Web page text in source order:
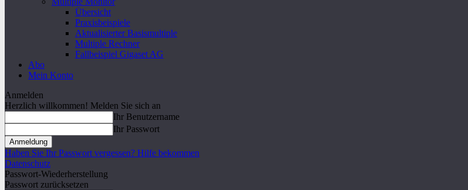
Übersicht
Praxisbeispiele
Aktualisierter Basismultiple
Multiple Rechner
Fallbeispiel Gigaset AG
Abo
Mein Konto
Anmelden
Herzlich willkommen! Melden Sie sich an
Ihr Benutzername
Ihr Passwort
Haben Sie Ihr Passwort vergessen? Hilfe bekommen
Datenschutz
Passwort-Wiederherstellung
Passwort zurücksetzen